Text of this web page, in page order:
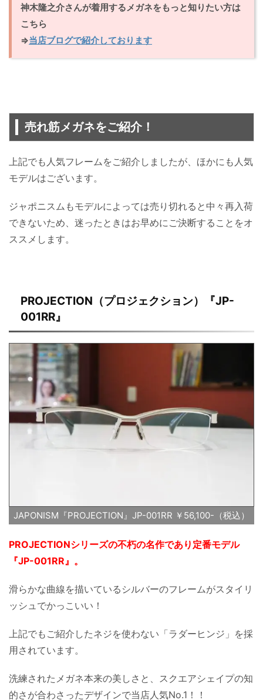
神木隆之介さんが着用するメガネをもっと知りたい方は
こちら
⇒当店ブログで紹介しております
売れ筋メガネをご紹介！
上記でも人気フレームをご紹介しましたが、ほかにも人気
モデルはございます。
ジャポニスムもモデルによっては売り切れると中々再入荷
できないため、迷ったときはお早めにご決断することをオ
ススメします。
PROJECTION（プロジェクション）『JP-
001RR』
JAPONISM『PROJECTION』JP-001RR ￥56,100-（税込）
PROJECTIONシリーズの不朽の名作であり定番モデル
『JP-001RR』。
滑らかな曲線を描いているシルバーのフレームがスタイリ
ッシュでかっこいい！
上記でもご紹介したネジを使わない「ラダーヒンジ」を採
用されています。
洗練されたメガネ本来の美しさと、スクエアシェイプの知
的さが合わさったデザインで当店人気No.1！！